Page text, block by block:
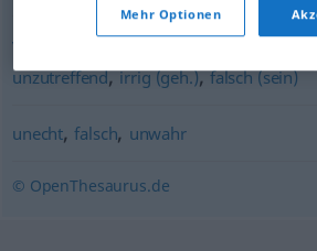
verkehrt (ugs.),unhaltbar,
unzutreffend,irrig (geh.),falsch (sein)
unecht,falsch, unwahr
© OpenThesaurus.de
Mehr Optionen